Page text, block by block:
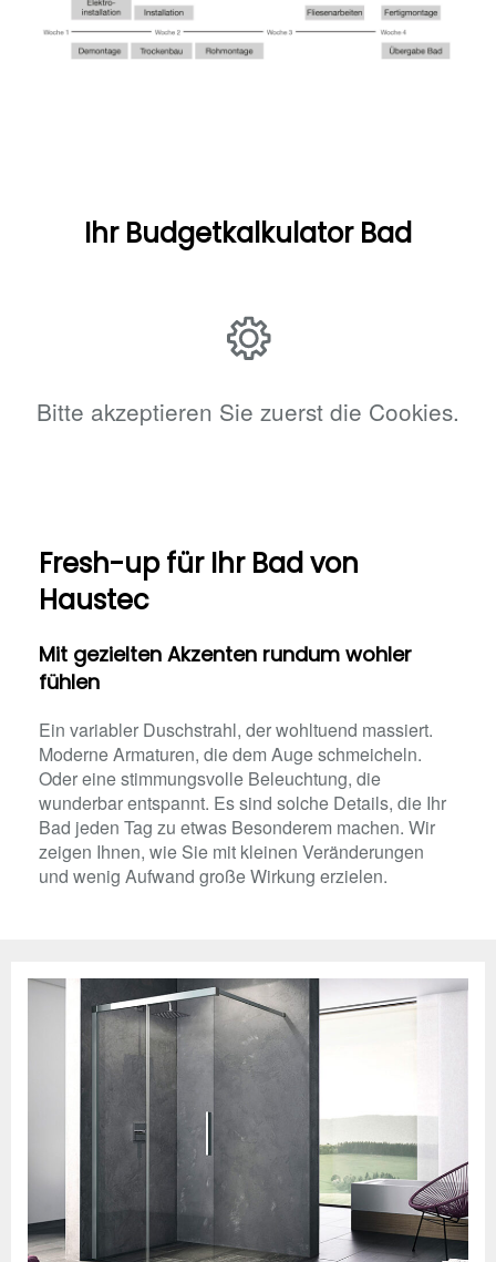
Ihr Budgetkalkulator Bad
Bitte akzeptieren Sie zuerst die Cookies.
Fresh-up für Ihr Bad von
Haustec
Mit gezielten Akzenten rundum wohler
fühlen
Ein variabler Duschstrahl, der wohltuend massiert.
Moderne Armaturen, die dem Auge schmeicheln.
Oder eine stimmungsvolle Beleuchtung, die
wunderbar entspannt. Es sind solche Details, die Ihr
Bad jeden Tag zu etwas Besonderem machen. Wir
zeigen Ihnen, wie Sie mit kleinen Veränderungen
und wenig Aufwand große Wirkung erzielen.